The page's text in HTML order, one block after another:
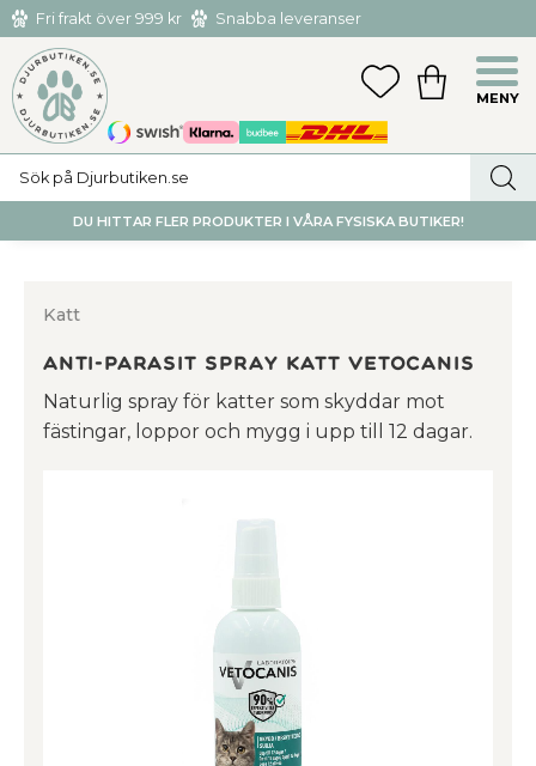
Meny
Fri frakt över 999 kr
Snabba leveranser
Hämta och returnera i butiken i Tumba eller Huddinge C
FAVORITER
KUNDVAGN
DU HITTAR FLER PRODUKTER I VÅRA FYSISKA BUTIKER!
Katt
Anti-parasit Spray Katt Vetocanis
Naturlig spray för katter som skyddar mot
fästingar, loppor och mygg i upp till 12 dagar.